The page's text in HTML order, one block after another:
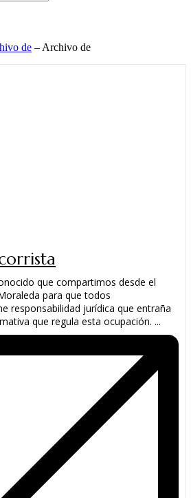
de – Archivo de
que compartimos desde el
para que todos
responsabilidad jurídica que entraña
que regula esta ocupación. ...